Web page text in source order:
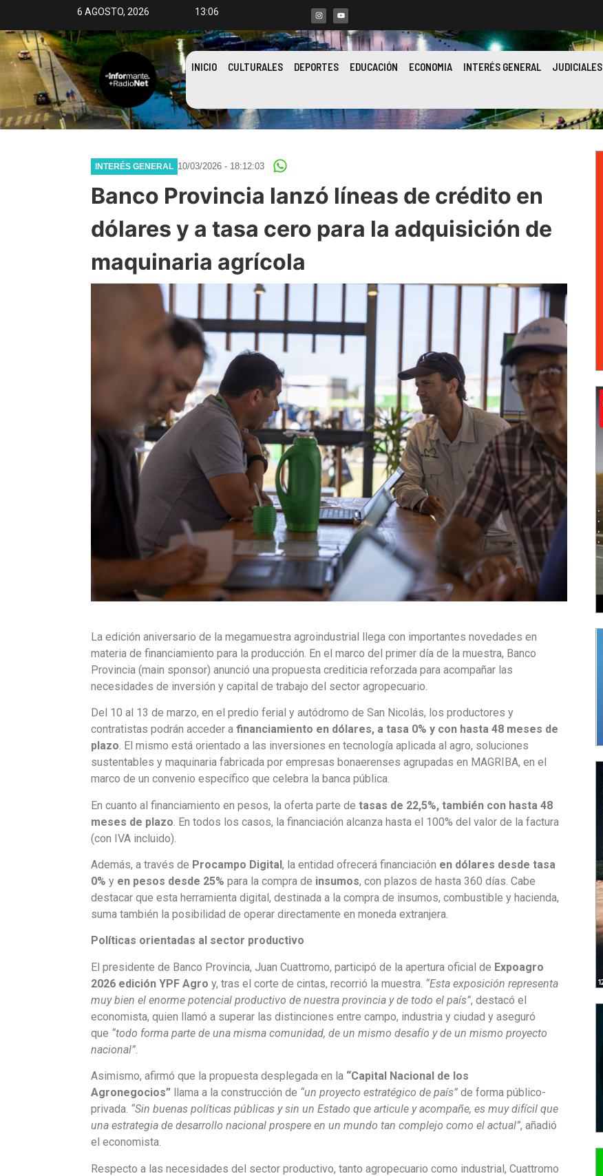
6 AGOSTO, 2026 13:06
INICIO CULTURALES DEPORTES EDUCACIÓN ECONOMIA INTERÉS GENERAL JUDICIALES
INTERÉS GENERAL 10/03/2026 - 18:12:03
Banco Provincia lanzó líneas de crédito en
dólares y a tasa cero para la adquisición de
maquinaria agrícola
La edición aniversario de la megamuestra agroindustrial llega con importantes novedades en
materia de financiamiento para la producción. En el marco del primer día de la muestra, Banco
Provincia (main sponsor) anunció una propuesta crediticia reforzada para acompañar las
necesidades de inversión y capital de trabajo del sector agropecuario.
Del 10 al 13 de marzo, en el predio ferial y autódromo de San Nicolás, los productores y
contratistas podrán acceder a financiamiento en dólares, a tasa 0% y con hasta 48 meses de
plazo. El mismo está orientado a las inversiones en tecnología aplicada al agro, soluciones
sustentables y maquinaria fabricada por empresas bonaerenses agrupadas en MAGRIBA, en el
marco de un convenio específico que celebra la banca pública.
En cuanto al financiamiento en pesos, la oferta parte de tasas de 22,5%, también con hasta 48
meses de plazo . En todos los casos, la financiación alcanza hasta el 100% del valor de la factura
(con IVA incluido).
Además, a través de Procampo Digital, la entidad ofrecerá financiación en dólares desde tasa
0% y en pesos desde 25% para la compra de insumos, con plazos de hasta 360 días. Cabe
destacar que esta herramienta digital, destinada a la compra de insumos, combustible y hacienda,
suma también la posibilidad de operar directamente en moneda extranjera.
Políticas orientadas al sector productivo
El presidente de Banco Provincia, Juan Cuattromo, participó de la apertura oficial de Expoagro
2026 edición YPF Agro y, tras el corte de cintas, recorrió la muestra. “Esta exposición representa
muy bien el enorme potencial productivo de nuestra provincia y de todo el país”, destacó el
economista, quien llamó a superar las distinciones entre campo, industria y ciudad y aseguró
que “todo forma parte de una misma comunidad, de un mismo desafío y de un mismo proyecto
nacional”
Asimismo, afirmó que la propuesta desplegada en la “Capital Nacional de los
Agronegocios” llama a la construcción de “un proyecto estratégico de país” de forma público-
privada. “Sin buenas políticas públicas y sin un Estado que articule y acompañe, es muy difícil que
una estrategia de desarrollo nacional prospere en un mundo tan complejo como el actual”, añadió
el economista.
Respecto a las necesidades del sector productivo, tanto agropecuario como industrial, Cuattromo